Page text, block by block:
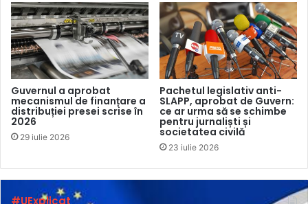
externă a fost transformată într-un instrument de atac
public. În acest registru au circulat etichete precum
„mâncători de granturi”, „presa aservită”, „oligarhii ONG-
iști”, „cartel”, „grupări criminale” sau parte a unei „rețele
globaliste” ori „sataniste”. Specialiștii constată că astfel de
mesaje „urmăresc crearea unei percepții sistemice potrivit
căreia societatea civilă și presa ar fi motivate exclusiv
financiar și ar acționa în baza unor agende dictate din
exterior”, deși, în realitate, „finanțarea externă urmează
proceduri transparente, supuse auditului și
reglementărilor legale, iar implicarea organizațiilor
Guvernul a aprobat
mecanismul de finanțare a
distribuției presei scrise în
2026
29 iulie 2026
Pachetul legislativ anti-
SLAPP, aprobat de Guvern:
ce ar urma să se schimbe
pentru jurnaliști și
societatea civilă
23 iulie 2026